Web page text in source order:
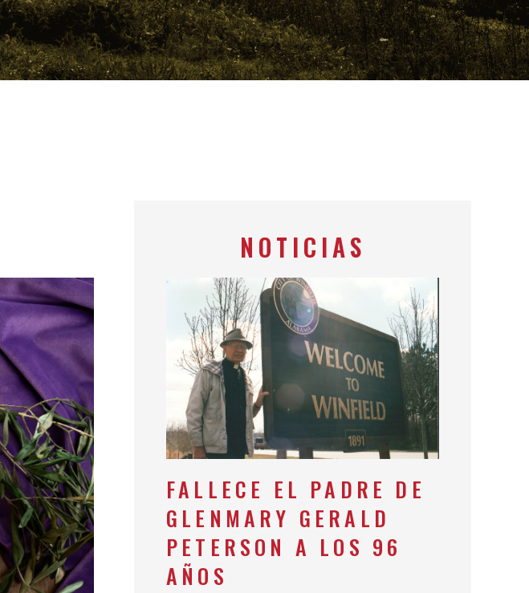
NOTICIAS
FALLECE EL PADRE DE
GLENMARY GERALD
PETERSON A LOS 96
AÑOS